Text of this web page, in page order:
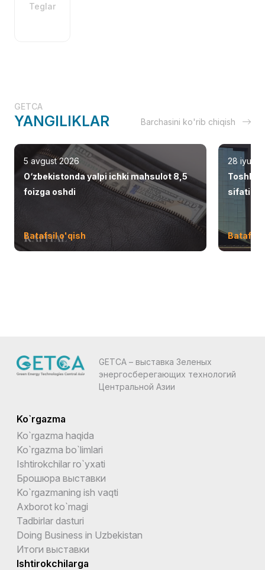
Teglar
GETCA
YANGILIKLAR Barchasini ko'rib chiqish
5 avgust 2026
O‘zbekistonda yalpi ichki mahsulot 8,5
foizga oshdi
Batafsil o'qish
28 iyul
Batafsil
GETCA – выставка Зеленых
энергосберегающих технологий
Центральной Азии
Ko`rgazma
Ko`rgazma haqida
Ko`rgazma bo`limlari
Ishtirokchilar ro`yxati
Брошюра выставки
Ko`rgazmaning ish vaqti
Axborot ko`magi
Tadbirlar dasturi
Doing Business in Uzbekistan
Итоги выставки
Ishtirokchilarga